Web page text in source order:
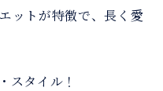
ットが特徴で、長く愛
スタイル！